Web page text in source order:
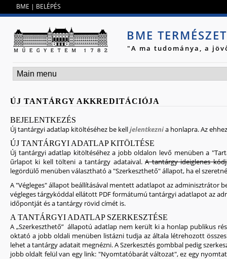
BME | BELÉPÉS
BME
"A ma tudománya, a
ÚJ TANTÁRGY AKKREDITÁCIÓJA
BEJELENTKEZÉS
Új tantárgyi adatlap kitöltéséhez be kelljelentkeznia honlapra. Az
ÚJ TANTÁRGYI ADATLAP KITÖLTÉSE
Új tantárgyi adatlap kitöltéséhez a jobb oldalon levő menüben a
űrlapot ki kell tölteni a tantárgy adataival.A tantárgy ideiglenes
legördülő menüben választható a "Szerkeszthető" állapot, ha el
A "Végleges" állapot beállításával mentett adatlapot az
végleges tárgykóddal ellátott PDF formátumú tantárgyi adatlapot az
időpontját és a tantárgy rövid címét is.
A TANTÁRGYI ADATLAP SZERKESZTÉSE
A „Szerkeszthető” állapotú adatlap nem került ki a honlap publikus
oktató a jobb oldali menüben listázni tudja az általa létrehozott
lehet a tantárgy adatait megnézni. A Szerkesztés gombbal pedig
jobb oldalt felül van egy link: "Nyomtatóbarát változat", ez egy